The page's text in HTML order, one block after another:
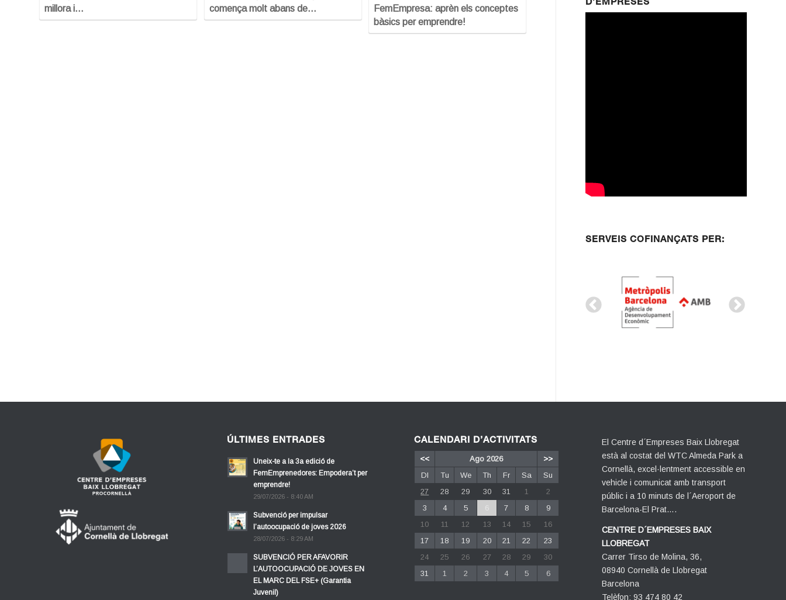
millora i…
comença molt abans de…
FemEmpresa: aprèn els conceptes
bàsics per emprendre!
D’EMPRESES
SERVEIS COFINANÇATS PER:
ÚLTIMES ENTRADES
Uneix-te a la 3a edició de
FemEmprenedores: Empodera’t per
emprendre!
29/07/2026 - 8:40 AM
Subvenció per impulsar
l’autoocupació de joves 2026
28/07/2026 - 8:29 AM
SUBVENCIÓ PER AFAVORIR
L’AUTOOCUPACIÓ DE JOVES EN
EL MARC DEL FSE+ (Garantia
Juvenil)
CALENDARI D’ACTIVITATS
<< Ago 2026
>>
Dl
Tu We Th Fr Sa
Su
27
28 29 30 31 1
2
3
4 5 6 7 8
9
10
11 12 13 14 15
16
17
18 19 20 21 22
23
24
25 26 27 28 29
30
31
1 2 3 4 5 6
El Centre d´Empreses Baix Llobregat
està al costat del WTC Almeda Park a
Cornellà, excel·lentment accessible en
vehicle i comunicat amb transport
públic i a 10 minuts de l´Aeroport de
Barcelona-El Prat….
CENTRE D´EMPRESES BAIX
LLOBREGAT
Carrer Tirso de Molina, 36,
08940 Cornellà de Llobregat
Barcelona
Telèfon: 93 474 80 42